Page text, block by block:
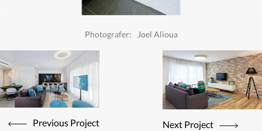
Photografer: Joel Alioua
Previous Project Next Project